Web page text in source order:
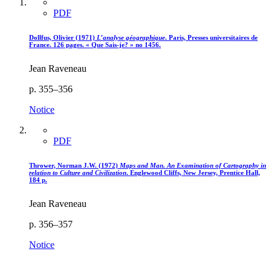
PDF
Dollfus, Olivier (1971) L’analyse géographique. Paris, Presses universitaires de
France. 126 pages. « Que Sais-je? » no 1456.
Jean Raveneau
p. 355–356
Notice
PDF
Thrower, Norman J.W. (1972) Maps and Man. An Examination of Cartography in
relation to Culture and Civilization. Englewood Cliffs, New Jersey, Prentice Hall,
184 p.
Jean Raveneau
p. 356–357
Notice